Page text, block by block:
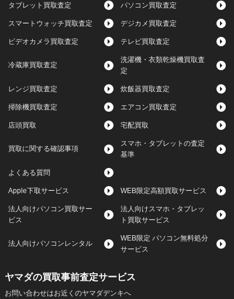
タブレット買取査定 パソコン買取査定
スマートウォッチ買取査定 デジカメ買取査定
ビデオカメラ買取査定 テレビ買取査定
冷蔵庫買取査定
洗濯機・衣類乾燥機買取査
定
レンジ買取査定 炊飯器買取査定
掃除機買取査定 エアコン買取査定
店頭買取 宅配買取
買取に関する確認事項
スマホ・タブレットの査定
基準
よくある質問
Apple下取サービス WEB限定高額買取サービス
法人向けパソコン買取サー
ビス
法人向けスマホ・タブレッ
ト買取サービス
法人向けパソコンレンタル
WEB限定 パソコン無料処分
サービス
ヤマダの買取事前査定サービス
お問い合わせはお近くのヤマダデンキへ